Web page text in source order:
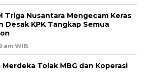
Triga Nusantara Mengecam Keras
Desak KPK Tangkap Semua
am WIB
Merdeka Tolak MBG dan Koperasi